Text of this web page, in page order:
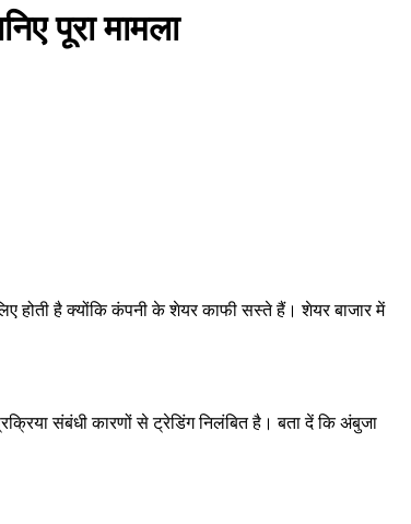
पूरा मामला
होती है क्योंकि कंपनी के शेयर काफी सस्ते हैं। शेयर बाजार में
संबंधी कारणों से ट्रेडिंग निलंबित है। बता दें कि अंबुजा